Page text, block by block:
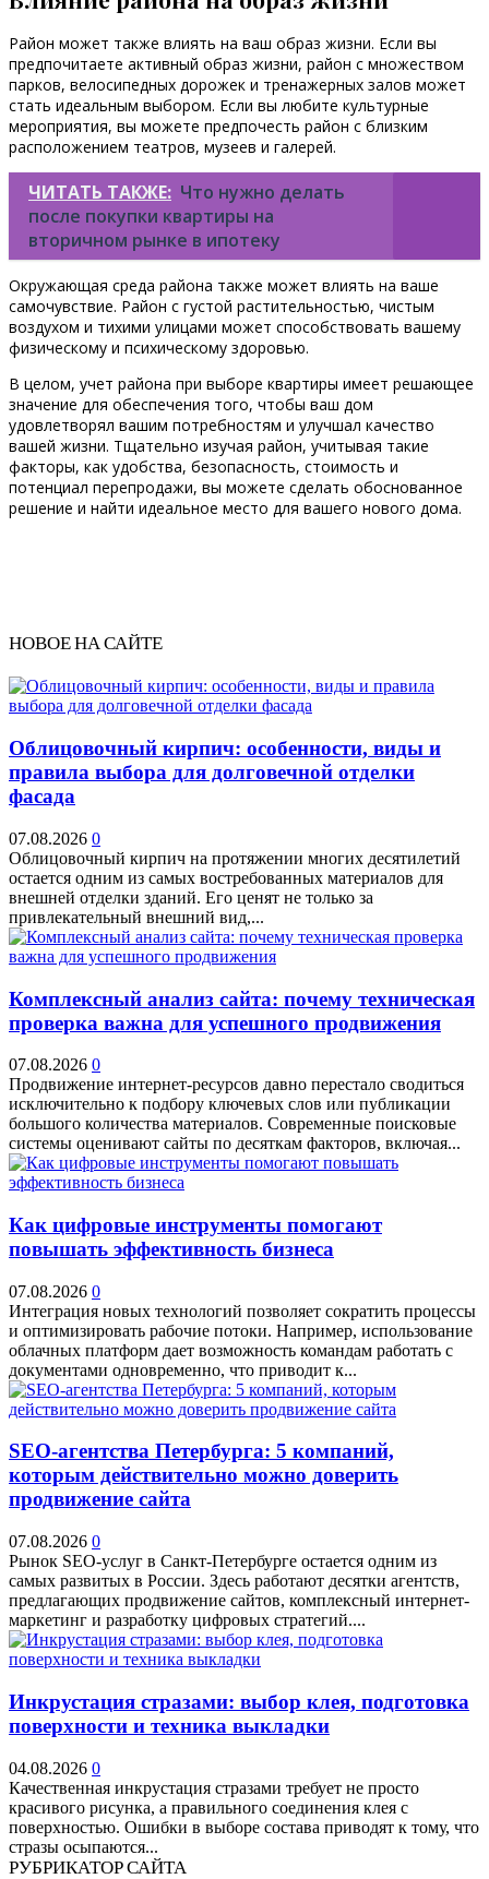
Район может также влиять на ваш образ жизни. Если вы
предпочитаете активный образ жизни, район с множеством
парков, велосипедных дорожек и тренажерных залов может
стать идеальным выбором. Если вы любите культурные
мероприятия, вы можете предпочесть район с близким
расположением театров, музеев и галерей.
ЧИТАТЬ ТАКЖЕ: Что нужно делать
после покупки квартиры на
вторичном рынке в ипотеку
Окружающая среда района также может влиять на ваше
самочувствие. Район с густой растительностью, чистым
воздухом и тихими улицами может способствовать вашему
физическому и психическому здоровью.
В целом, учет района при выборе квартиры имеет решающее
значение для обеспечения того, чтобы ваш дом
удовлетворял вашим потребностям и улучшал качество
вашей жизни. Тщательно изучая район, учитывая такие
факторы, как удобства, безопасность, стоимость и
потенциал перепродажи, вы можете сделать обоснованное
решение и найти идеальное место для вашего нового дома.
НОВОЕ НА САЙТЕ
Облицовочный кирпич: особенности, виды и
правила выбора для долговечной отделки
фасада
07.08.2026 0
Облицовочный кирпич на протяжении многих десятилетий
остается одним из самых востребованных материалов для
внешней отделки зданий. Его ценят не только за
привлекательный внешний вид,...
Комплексный анализ сайта: почему техническая
проверка важна для успешного продвижения
07.08.2026 0
Продвижение интернет-ресурсов давно перестало сводиться
исключительно к подбору ключевых слов или публикации
большого количества материалов. Современные поисковые
системы оценивают сайты по десяткам факторов, включая...
Как цифровые инструменты помогают
повышать эффективность бизнеса
07.08.2026 0
Интеграция новых технологий позволяет сократить процессы
и оптимизировать рабочие потоки. Например, использование
облачных платформ дает возможность командам работать с
документами одновременно, что приводит к...
SEO-агентства Петербурга: 5 компаний,
которым действительно можно доверить
продвижение сайта
07.08.2026 0
Рынок SEO-услуг в Санкт-Петербурге остается одним из
самых развитых в России. Здесь работают десятки агентств,
предлагающих продвижение сайтов, комплексный интернет-
маркетинг и разработку цифровых стратегий....
Инкрустация стразами: выбор клея, подготовка
поверхности и техника выкладки
04.08.2026 0
Качественная инкрустация стразами требует не просто
красивого рисунка, а правильного соединения клея с
поверхностью. Ошибки в выборе состава приводят к тому, что
стразы осыпаются...
РУБРИКАТОР САЙТА